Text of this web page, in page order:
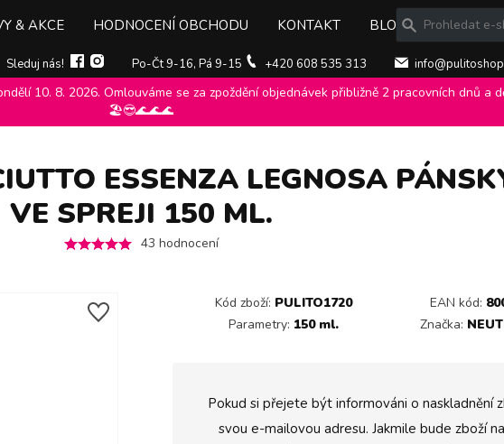
Sleduj nás! Po-Čt 9-16, Pá 9-15 +420 608 535 313
& AKCE HODNOCENÍ OBCHODU KONTAKT BLOG
10. 8. 2026. Omlouváme se za zpoždění objednávek přibližně 2 pracovních dnů a
🏖️😎🌊🌊🌊
Roberts Uomo Asciutto Essenza Legnosa pánský deodorant ve spreji 150 ml.
ESSENZA LEGNOSA
VE SPREJI 150 ML.
43 hodnocení
Kód zboží: PULITO1720 EAN kód:
Parametry: 150 ml. Značka:
Pokud si přejete být informováni o naskladnění
svou e-mailovou adresu. Jakmile bude zboží